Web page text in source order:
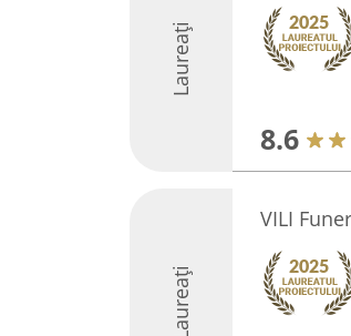
Laureați
8.6
Laureați
VILI